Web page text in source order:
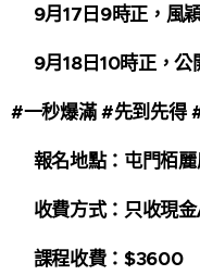
🔥9月17日9時正，風
🔥9月18日10時正，公
#一秒爆滿 #先到先得
📌報名地點：屯門栢
📌收費方式：只收現
📌課程收費：$3600